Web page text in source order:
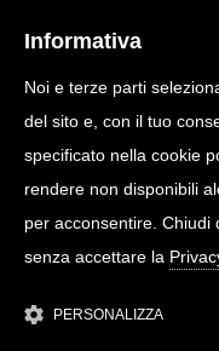
Informativa
Noi e terze parti
del sito e, con il tuo
specificato nella cookie
rendere non disponibili
per acconsentire.
senza accettare la
PERSONALIZZA